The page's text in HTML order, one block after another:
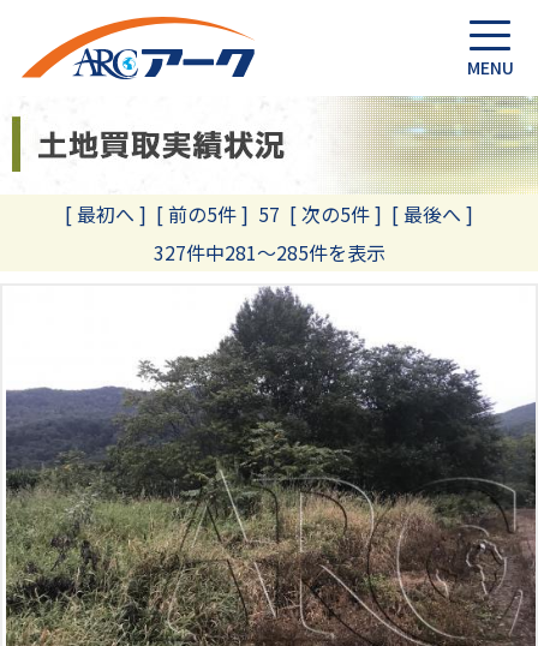
[ 最初へ ] [ 前の5件 ] 57 [ 次の5件 ] [ 最後へ ]
327件中281～285件を表示